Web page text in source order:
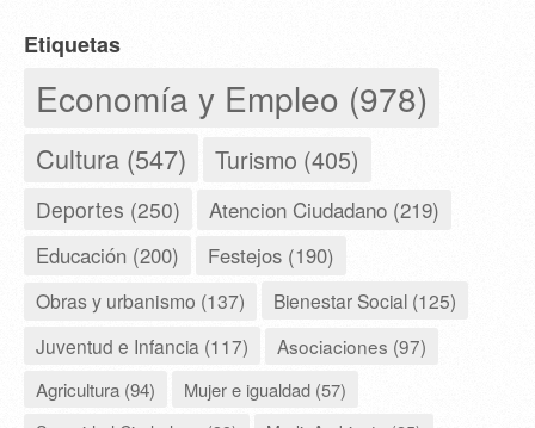
Etiquetas
Economía y Empleo (978)
Cultura (547) Turismo (405)
Deportes (250) Atencion Ciudadano (219)
Educación (200) Festejos (190)
Obras y urbanismo (137)
Bienestar Social (125)
Juventud e Infancia (117)
Asociaciones (97)
Agricultura (94)
Mujer e igualdad (57)